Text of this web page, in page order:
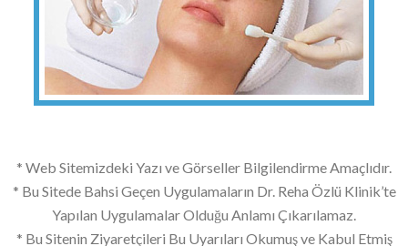
* Web Sitemizdeki Yazı ve Görseller Bilgilendirme Amaçlıdır.
* Bu Sitede Bahsi Geçen Uygulamaların Dr. Reha Özlü Klinik’te
Yapılan Uygulamalar Olduğu Anlamı Çıkarılamaz.
* Bu Sitenin Ziyaretçileri Bu Uyarıları Okumuş ve Kabul Etmiş